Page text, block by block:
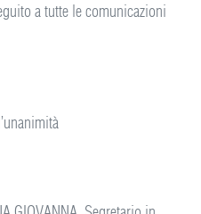
a tutte le comunicazioni